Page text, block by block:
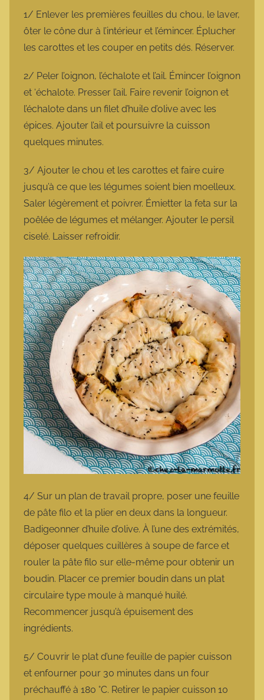
1/ Enlever les premières feuilles du chou, le laver,
ôter le cône dur à l’intérieur et l’émincer. Éplucher
les carottes et les couper en petits dés. Réserver.
2/ Peler l’oignon, l’échalote et l’ail. Émincer l’oignon
et ‘échalote. Presser l’ail. Faire revenir l’oignon et
l’échalote dans un filet d’huile d’olive avec les
épices. Ajouter l’ail et poursuivre la cuisson
quelques minutes.
3/ Ajouter le chou et les carottes et faire cuire
jusqu’à ce que les légumes soient bien moelleux.
Saler légèrement et poivrer. Émietter la feta sur la
poêlée de légumes et mélanger. Ajouter le persil
ciselé. Laisser refroidir.
4/ Sur un plan de travail propre, poser une feuille
de pâte filo et la plier en deux dans la longueur.
Badigeonner d’huile d’olive. À l’une des extrémités,
déposer quelques cuillères à soupe de farce et
rouler la pâte filo sur elle-même pour obtenir un
boudin. Placer ce premier boudin dans un plat
circulaire type moule à manqué huilé.
Recommencer jusqu’à épuisement des
ingrédients.
5/ Couvrir le plat d’une feuille de papier cuisson
et enfourner pour 30 minutes dans un four
préchauffé à 180 °C. Retirer le papier cuisson 10